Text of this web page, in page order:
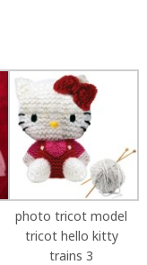
photo tricot model
tricot hello kitty
trains 3